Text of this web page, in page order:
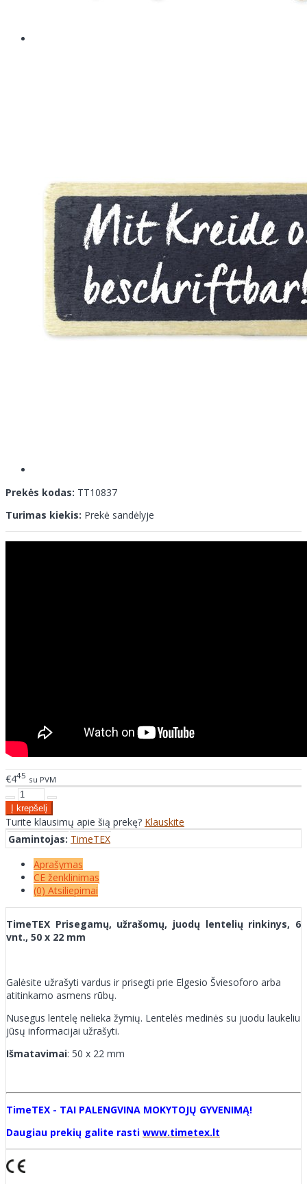
Prekės kodas: TT10837
Turimas kiekis: Prekė sandėlyje
€445 su PVM
Turite klausimų apie šią prekę? Klauskite
Gamintojas: TimeTEX
Aprašymas
CE ženklinimas
(0) Atsiliepimai
TimeTEX Prisegamų, užrašomų, juodų lentelių rinkinys, 6
vnt., 50 x 22 mm
Galėsite užrašyti vardus ir prisegti prie Elgesio Šviesoforo arba
atitinkamo asmens rūbų.
Nusegus lentelę nelieka žymių. Lentelės medinės su juodu laukeliu
jūsų informacijai užrašyti.
Išmatavimai: 50 x 22 mm
TimeTEX - TAI PALENGVINA MOKYTOJŲ GYVENIMĄ!
Daugiau prekių galite rasti www.timetex.lt